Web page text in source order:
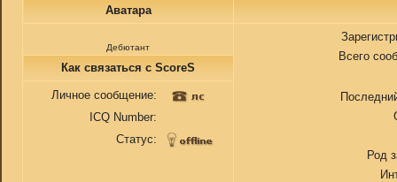
Аватара
Дебютант
Всего
Род
Как связаться с ScoreS
Личное сообщение:
ICQ Number:
Статус: